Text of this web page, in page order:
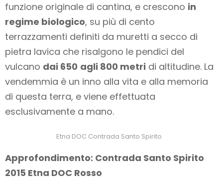
funzione originale di cantina, e crescono in
regime biologico, su più di cento
terrazzamenti definiti da muretti a secco di
pietra lavica che risalgono le pendici del
vulcano dai 650 agli 800 metri di altitudine. La
vendemmia è un inno alla vita e alla memoria
di questa terra, e viene effettuata
esclusivamente a mano.
Etna DOC Contrada Santo Spirito
Approfondimento: Contrada Santo Spirito
2015 Etna DOC Rosso